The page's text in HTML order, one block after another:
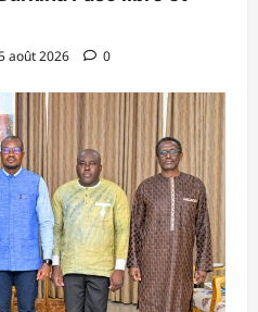
août 2026 0